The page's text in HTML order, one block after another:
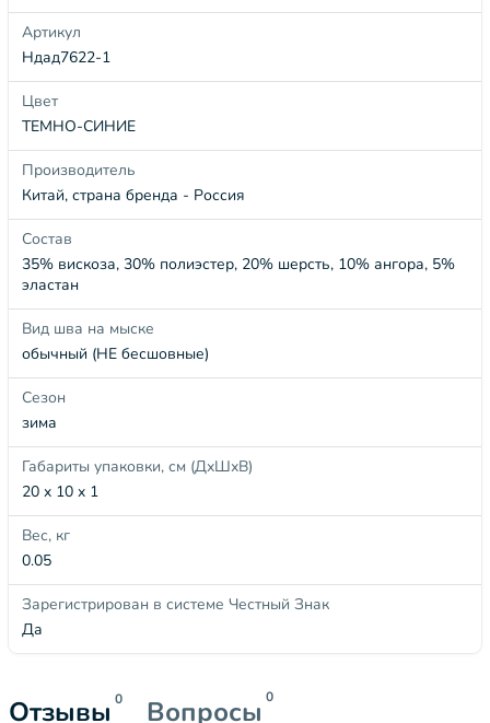
Артикул
Ндад7622-1
Цвет
ТЕМНО-СИНИЕ
Производитель
Китай, страна бренда - Россия
Состав
35% вискоза, 30% полиэстер, 20% шерсть, 10% ангора, 5%
эластан
Вид шва на мыске
обычный (НЕ бесшовные)
Сезон
зима
Габариты упаковки, см (ДхШхВ)
20 x 10 x 1
Вес, кг
0.05
Зарегистрирован в системе Честный Знак
Да
Отзывы 0 Вопросы 0